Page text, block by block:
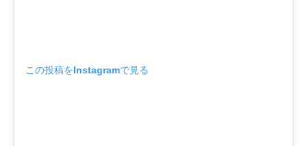
この投稿をInstagramで見る